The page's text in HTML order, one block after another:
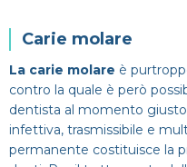
ESTETICA DENTALE
Corona dentale
Faccette Dentali
IGIENE ORALE
Igiene orale
ORTODONZIA
Carie molare
La carie molare è
contro la quale è però
dentista al momento
infettiva, trasmissibile e
permanente costituisce la